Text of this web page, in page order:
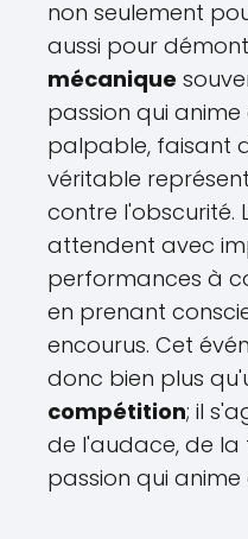
non seulement
aussi pour
mécanique
passion qui
palpable, faisant
véritable
contre l'obscurité.
attendent avec
performances à
en prenant
encourus. Cet
donc bien plus
compétition; il
de l'audace, de la
passion qui anime